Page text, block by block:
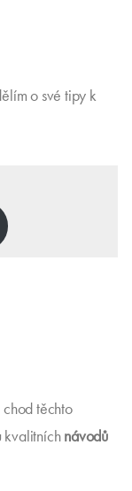
o své tipy k
těchto
kvalitníchnávodů